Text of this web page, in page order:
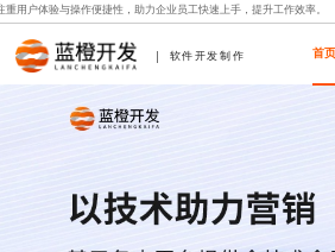
用户体验与操作便捷性，助力企业员工快速上手，提升工作效率。
软件开发制作 首页